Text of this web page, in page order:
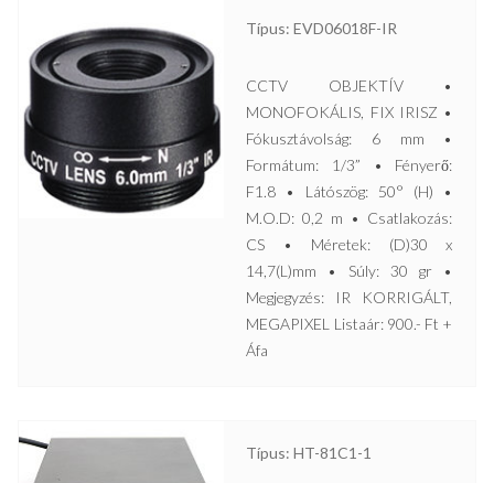
Típus: EVD06018F-IR
CCTV OBJEKTÍV •
MONOFOKÁLIS, FIX IRISZ •
Fókusztávolság: 6 mm •
Formátum: 1/3” • Fényerő:
F1.8 • Látószög: 50° (H) •
M.O.D: 0,2 m • Csatlakozás:
CS • Méretek: (D)30 x
14,7(L)mm • Súly: 30 gr •
Megjegyzés: IR KORRIGÁLT,
MEGAPIXEL Listaár: 900.- Ft +
Áfa
Típus: HT-81C1-1